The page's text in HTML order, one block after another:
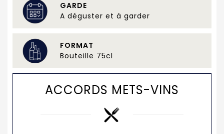
GARDE
A déguster et à garder
FORMAT
Bouteille 75cl
ACCORDS METS-VINS